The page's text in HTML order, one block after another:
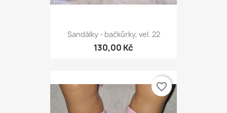
Sandálky - bačkůrky, vel. 22
130,00 Kč
favorite_border